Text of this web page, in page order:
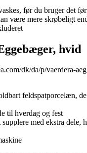
før du bruger det
være mere skrøbeligt
hvid
dk/da/p/vaerdera-
feldspatporcelæn,
til hverdag og fest
med ekstra dele,